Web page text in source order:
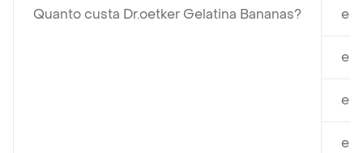
Quanto custa Dr.oetker Gelatina Bananas?